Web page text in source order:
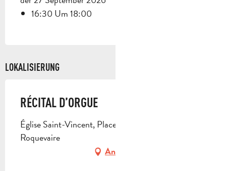
16:30 Um 18:00
LOKALISIERUNG
RÉCITAL D’ORGUE
Église Saint-Vincent, Place de l'Église, 13360
Roquevaire
Anfahrt